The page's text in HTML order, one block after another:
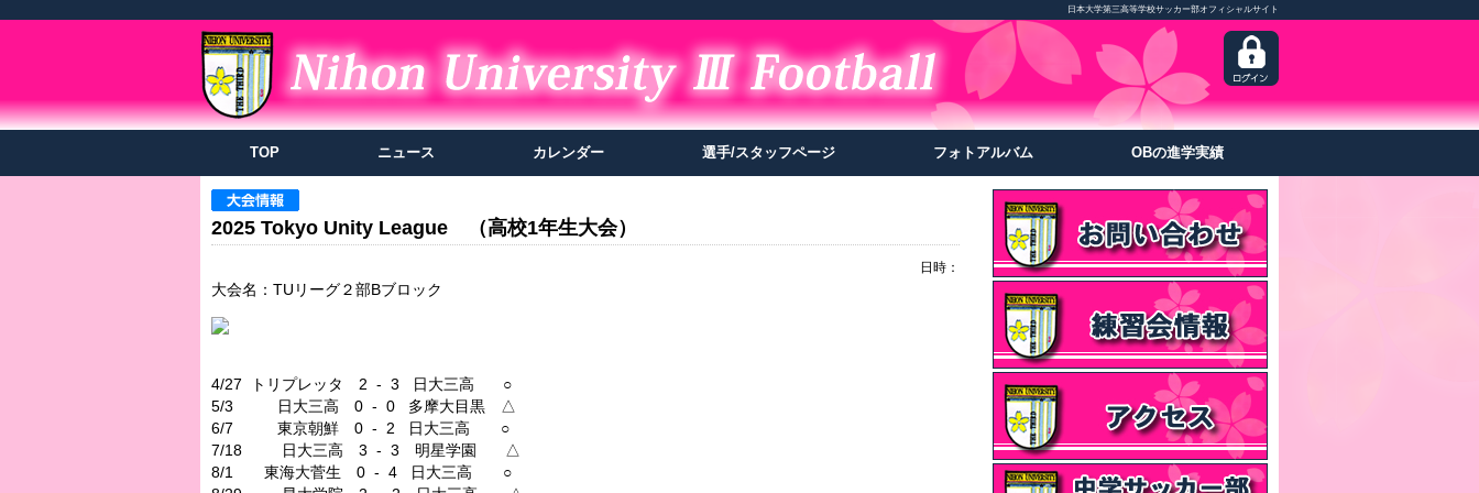
日本大学第三高等学校サッカー部オフィシャルサイト
TOP ニュース カレンダー 選手/スタッフページ フォトアルバム OBの進学実績
2025 Tokyo Unity League （高校1年生大会）
日時：
大会名：TUリーグ２部Bブロック
4/27 トリプレッタ 2 - 3 日大三高 ○
5/3 日大三高 0 - 0 多摩大目黒 △
6/7 東京朝鮮 0 - 2 日大三高 ○
7/18 日大三高 3 - 3 明星学園 △
8/1 東海大菅生 0 - 4 日大三高 ○